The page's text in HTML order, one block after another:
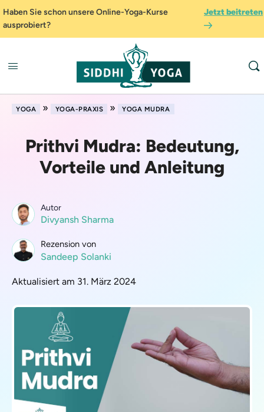
Haben Sie schon unsere Online-Yoga-Kurse
ausprobiert?
Jetzt beitreten
YOGA » YOGA-PRAXIS » YOGA MUDRA
Prithvi Mudra: Bedeutung,
Vorteile und Anleitung
Autor
Divyansh Sharma
Rezension von
Sandeep Solanki
Aktualisiert am 31. März 2024